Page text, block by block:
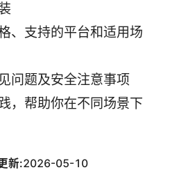
、支持的平台和适用场
问题及安全注意事项
，帮助你在不同场景下
新:2026-05-10